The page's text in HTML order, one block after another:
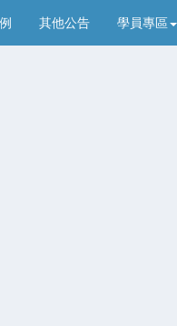
其他公告 學員專區